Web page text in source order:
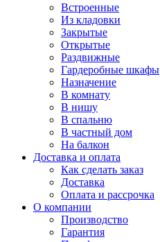
Встроенные
Из кладовки
Закрытые
Открытые
Раздвижные
Гардеробные шкафы
Назначение
В комнату
В нишу
В спальню
В частный дом
На балкон
Доставка и оплата
Как сделать заказ
Доставка
Оплата и рассрочка
О компании
Производство
Гарантия